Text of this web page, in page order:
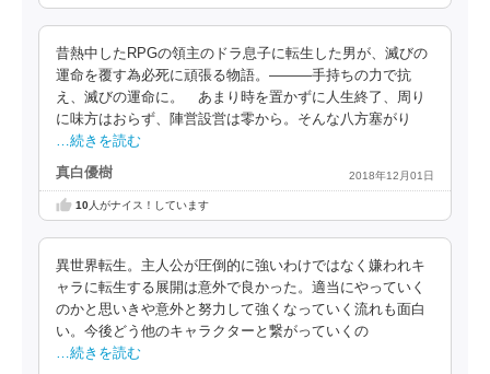
昔熱中したRPGの領主のドラ息子に転生した男が、滅びの
運命を覆す為必死に頑張る物語。―――手持ちの力で抗
え、滅びの運命に。 あまり時を置かずに人生終了、周り
に味方はおらず、陣営設営は零から。そんな八方塞がり
…続きを読む
真白優樹 2018年12月01日
10人がナイス！しています
異世界転生。主人公が圧倒的に強いわけではなく嫌われキ
ャラに転生する展開は意外で良かった。適当にやっていく
のかと思いきや意外と努力して強くなっていく流れも面白
い。今後どう他のキャラクターと繋がっていくの
…続きを読む